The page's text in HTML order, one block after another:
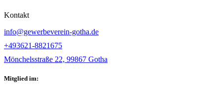
Kontakt
info@gewerbeverein-gotha.de
+493621-8821675
Mönchelsstraße 22, 99867 Gotha
Mitglied im: